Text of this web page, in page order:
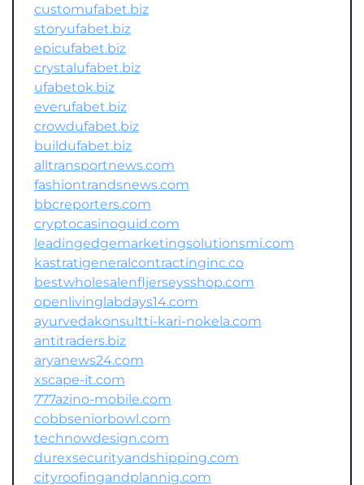
customufabet.biz
storyufabet.biz
epicufabet.biz
crystalufabet.biz
ufabetok.biz
everufabet.biz
crowdufabet.biz
buildufabet.biz
alltransportnews.com
fashiontrandsnews.com
bbcreporters.com
cryptocasinoguid.com
leadingedgemarketingsolutionsmi.com
kastratigeneralcontractinginc.co
bestwholesalenfljerseysshop.com
openlivinglabdays14.com
ayurvedakonsultti-kari-nokela.com
antitraders.biz
aryanews24.com
xscape-it.com
777azino-mobile.com
cobbseniorbowl.com
technowdesign.com
durexsecurityandshipping.com
cityroofingandplannig.com